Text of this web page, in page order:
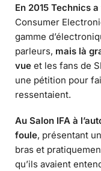
En 2015 Technics
Consumer
gamme
parleurs, mais là
vue et les fans de
une pétition pour
ressentaient.
Au Salon IFA à
foule, présentant
bras et
qu’ils avaient